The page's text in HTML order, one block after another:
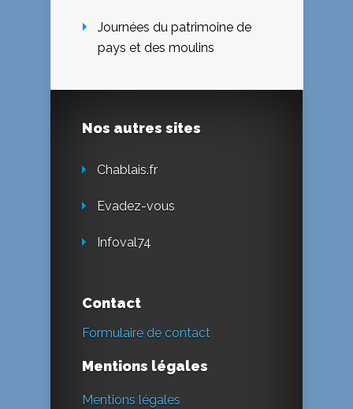
Journées du patrimoine de
pays et des moulins
Nos autres sites
Chablais.fr
Evadez-vous
Infoval74
Contact
Formulaire de contact
Mentions légales
Mentions légales